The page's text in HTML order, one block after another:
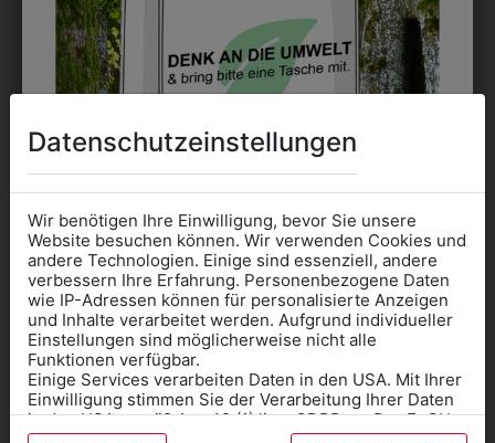
kostet jede Farbe extra und ist erst ab 12 Stück
möglich. Waschbar bis zu 60°C.
DAS KÖNNTE IHNEN
AUCH GEFALLEN
Datenschutzeinstellungen
Wir benötigen Ihre Einwilligung, bevor Sie unsere
Website besuchen können. Wir verwenden Cookies und
andere Technologien. Einige sind essenziell, andere
verbessern Ihre Erfahrung. Personenbezogene Daten
wie IP-Adressen können für personalisierte Anzeigen
und Inhalte verarbeitet werden. Aufgrund individueller
Einstellungen sind möglicherweise nicht alle
Funktionen verfügbar.
Einige Services verarbeiten Daten in den USA. Mit Ihrer
Einwilligung stimmen Sie der Verarbeitung Ihrer Daten
in den USA gemäß Art. 49 (1) lit. a GDPR zu. Der EuGH
stuft die USA als Land mit unzureichendem Datenschutz
Informationen wenn Sie
Kleidung
für die SCHULE
benötigen